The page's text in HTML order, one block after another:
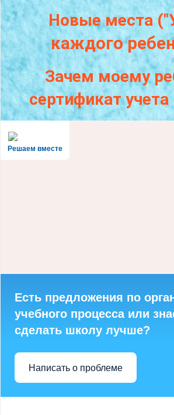
Новые места
каждого
Зачем моему
сертификат
Решаем вместе
Есть предложения по
учебного процесса или
сделать школу лучше?
Написать о проблеме